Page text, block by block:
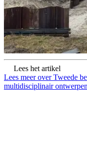
Lees het artikel
Lees meer over Tweede
multidisciplinair